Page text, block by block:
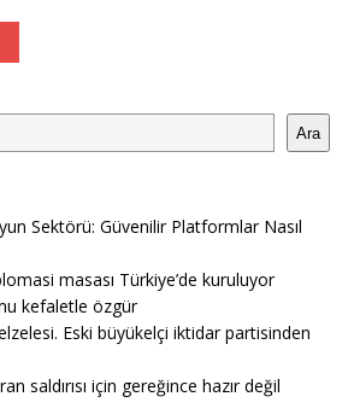
Ara
Sektörü: Güvenilir Platformlar Nasıl
masası Türkiye’de kuruluyor
kefaletle özgür
Eski büyükelçi iktidar partisinden
saldırısı için gereğince hazır değil